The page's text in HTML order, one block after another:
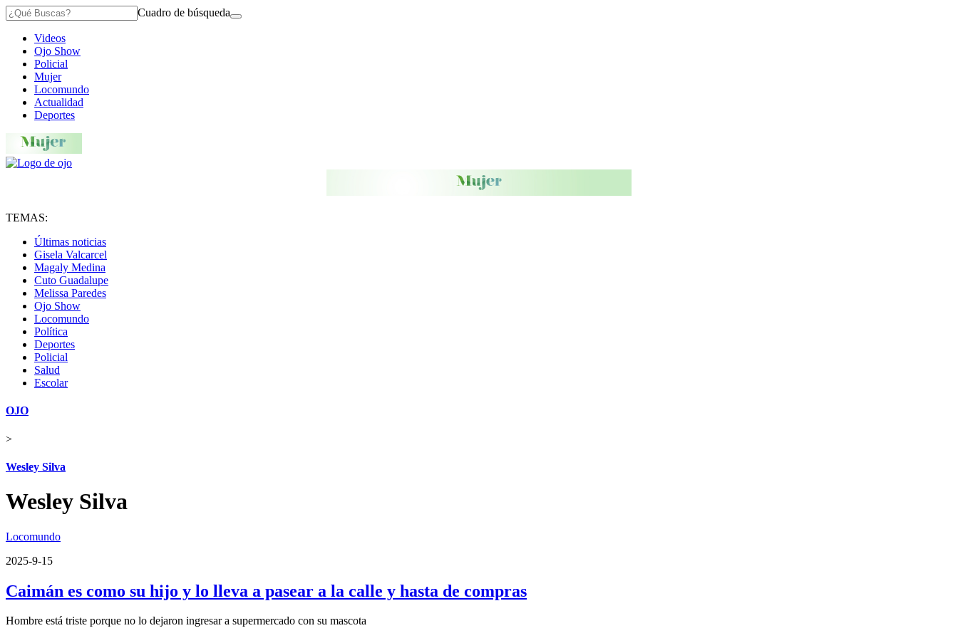
Cuadro de búsqueda
Videos
Ojo Show
Policial
Mujer
Locomundo
Actualidad
Deportes
TEMAS:
Últimas noticias
Gisela Valcarcel
Magaly Medina
Cuto Guadalupe
Melissa Paredes
Ojo Show
Locomundo
Política
Deportes
Policial
Salud
Escolar
OJO
>
Wesley Silva
Wesley Silva
Locomundo
2025-9-15
Caimán es como su hijo y lo lleva a pasear a la calle y hasta de compras
Hombre está triste porque no lo dejaron ingresar a supermercado con su mascota